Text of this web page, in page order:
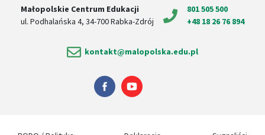
Małopolskie Centrum Edukacji
ul. Podhalańska 4, 34-700 Rabka-Zdrój
801 505 500
+48 18 26 76 894
kontakt@malopolska.edu.pl
Nasz profil na Facebook'u
Nasz profil na Youtube